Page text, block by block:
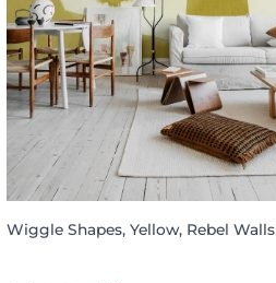
Wiggle Shapes, Yellow, Rebel Walls